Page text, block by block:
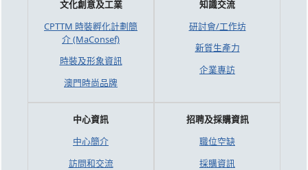
文化創意及工業
CPTTM 時裝孵化計劃簡
介 (MaConsef)
時裝及形象資訊
澳門時尚品牌
知識交流
研討會/工作坊
新質生產力
企業專訪
中心資訊
中心簡介
訪問和交流
招聘及採購資訊
職位空缺
採購資訊